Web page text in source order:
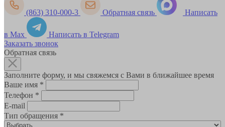
(863) 310-000-3 Обратная связь Написать
в Max
Написать в Telegram
Заказать звонок
Обратная связь
Заполните форму, и мы свяжемся с Вами в ближайшее время
Ваше имя *
Телефон *
E-mail
Тип обращения *